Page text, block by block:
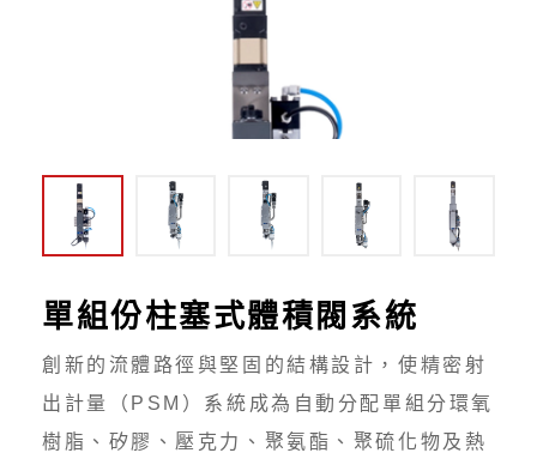
單組份柱塞式體積閥系統
創新的流體路徑與堅固的結構設計，使精密射
出計量（PSM）系統成為自動分配單組分環氧
樹脂、矽膠、壓克力、聚氨酯、聚硫化物及熱